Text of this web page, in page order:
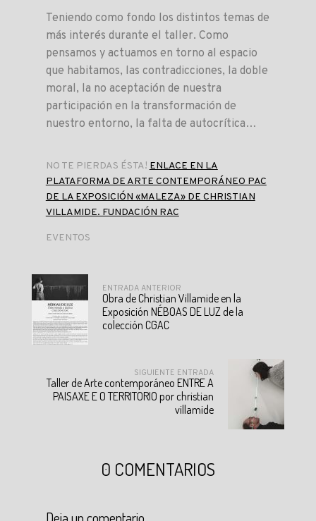
Teniendo como fondo los distintos temas de
más interés durante el taller. Como
pensamos y actuamos en torno al espacio
que habitamos, las contradicciones, la doble
moral, la no aceptación de nuestra
participación en la transformación de
nuestro entorno, la falta de autocrítica…
NO TE PIERDAS ÉSTA! ENLACE EN LA
PLATAFORMA DE ARTE CONTEMPORÁNEO PAC
DE LA EXPOSICIÓN «MALEZA» DE CHRISTIAN
VILLAMIDE. FUNDACIÓN RAC
EVENTOS
ENTRADA ANTERIOR
Obra de Christian Villamide en la
Exposición NÉBOAS DE LUZ de la
colección CGAC
SIGUIENTE ENTRADA
Taller de Arte contemporáneo ENTRE A
PAISAXE E O TERRITORIO por christian
villamide
0 COMENTARIOS